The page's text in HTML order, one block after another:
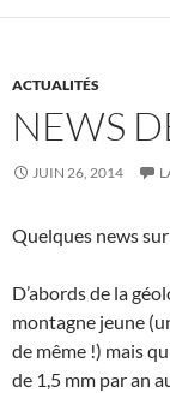
ACTUALITÉS
NEWS
JUIN 26, 2014
Quelques news sur
D’abords de la
montagne jeune
de même !) mais
de 1,5 mm par an